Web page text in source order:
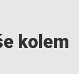
kolem